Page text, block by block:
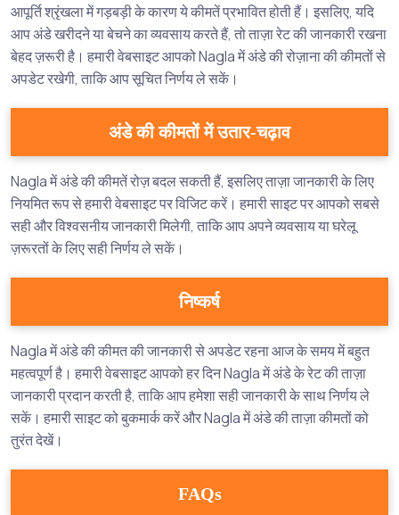
आपूर्ति श्रृंखला में गड़बड़ी के कारण ये कीमतें प्रभावित होती हैं। इसलिए, यदि
आप अंडे खरीदने या बेचने का व्यवसाय करते हैं, तो ताज़ा रेट की जानकारी रखना
बेहद ज़रूरी है। हमारी वेबसाइट आपको Nagla में अंडे की रोज़ाना की कीमतों से
अपडेट रखेगी, ताकि आप सूचित निर्णय ले सकें।
अंडे की कीमतों में उतार-चढ़ाव
Nagla में अंडे की कीमतें रोज़ बदल सकती हैं, इसलिए ताज़ा जानकारी के लिए
नियमित रूप से हमारी वेबसाइट पर विजिट करें। हमारी साइट पर आपको सबसे
सही और विश्वसनीय जानकारी मिलेगी, ताकि आप अपने व्यवसाय या घरेलू
ज़रूरतों के लिए सही निर्णय ले सकें।
निष्कर्ष
Nagla में अंडे की कीमत की जानकारी से अपडेट रहना आज के समय में बहुत
महत्वपूर्ण है। हमारी वेबसाइट आपको हर दिन Nagla में अंडे के रेट की ताज़ा
जानकारी प्रदान करती है, ताकि आप हमेशा सही जानकारी के साथ निर्णय ले
सकें। हमारी साइट को बुकमार्क करें और Nagla में अंडे की ताज़ा कीमतों को
तुरंत देखें।
FAQs